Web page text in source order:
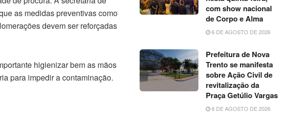
as medidas preventivas como
devem ser reforçadas
higienizar bem as mãos
para impedir a contaminação.
com show nacional
de Corpo e Alma
6 DE AGOSTO DE 2026
Prefeitura de Nova
Trento se manifesta
sobre Ação Civil de
revitalização da
Praça Getúlio Vargas
6 DE AGOSTO DE 2026